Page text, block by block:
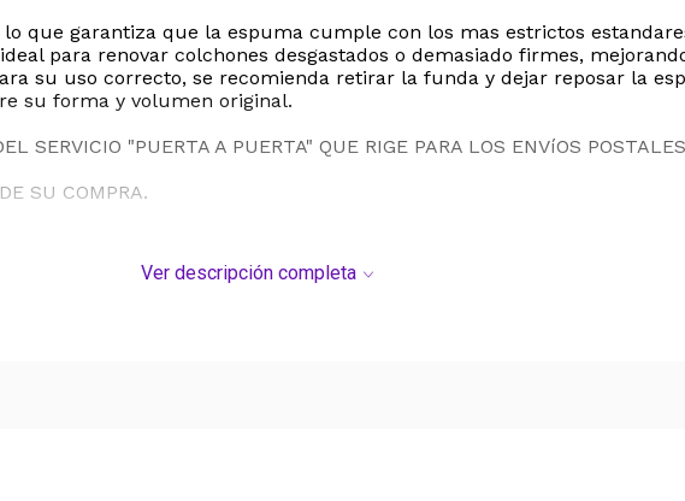
que garantiza que la espuma cumple con los mas estrictos
para renovar colchones desgastados o demasiado firmes,
su uso correcto, se recomienda retirar la funda y dejar reposar la
su forma y volumen original.
SERVICIO "PUERTA A PUERTA" QUE RIGE PARA LOS ENVíOS
SU COMPRA.
Ver descripción completa